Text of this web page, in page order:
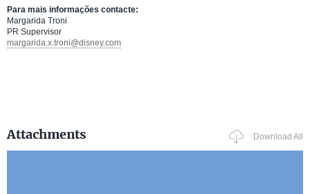
Para mais informações contacte:
Margarida Troni
PR Supervisor
margarida.x.troni@disney.com
Attachments Download All